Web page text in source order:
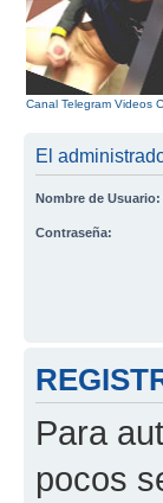
Canal Telegram Videos
El
Nombre de Usuario:
Contraseña:
Para
pocos